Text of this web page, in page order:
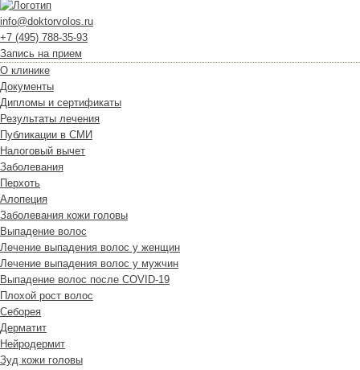
info@doktorvolos.ru
+7 (495) 788-35-93
Запись на прием
О клинике
Документы
Дипломы и сертификаты
Результаты лечения
Публикации в СМИ
Налоговый вычет
Заболевания
Перхоть
Алопеция
Заболевания кожи головы
Выпадение волос
Лечение выпадения волос у женщин
Лечение выпадения волос у мужчин
Выпадение волос после COVID-19
Плохой рост волос
Cеборея
Дерматит
Нейродермит
Зуд кожи головы